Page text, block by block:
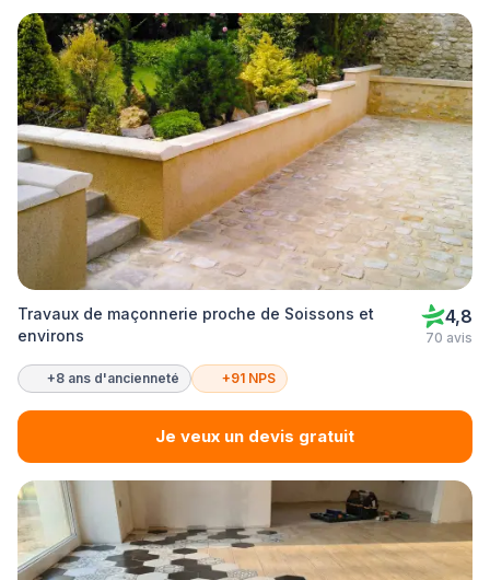
Travaux de maçonnerie proche de Soissons et
environs
4,8
70 avis
+8 ans d'ancienneté +91 NPS
Je veux un devis gratuit